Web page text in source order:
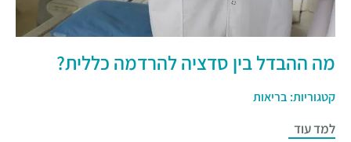
מה ההבדל בין סדציה להרדמה כללית?
קטגוריות: בריאות
למד עוד